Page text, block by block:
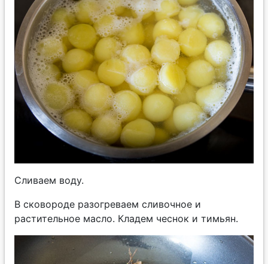
Сливаем воду.
В сковороде разогреваем сливочное и
растительное масло. Кладем чеснок и тимьян.